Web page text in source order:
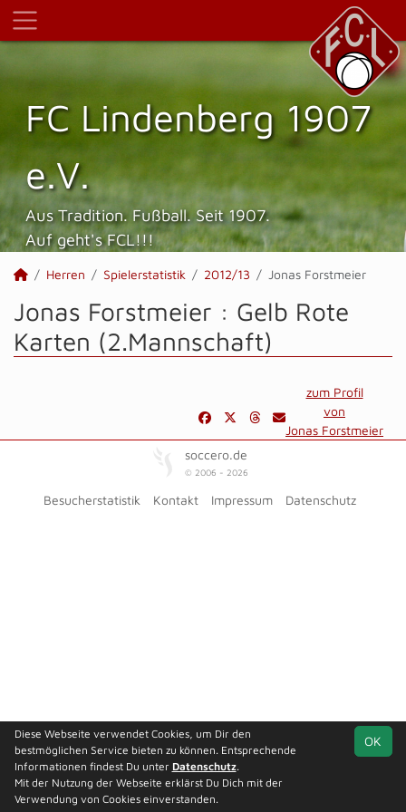
FC Lindenberg 1907
e.V.
Aus Tradition. Fußball. Seit 1907.
Auf geht's FCL!!!
Herren Spielerstatistik 2012/13 Jonas Forstmeier
Jonas Forstmeier : Gelb Rote
Karten (2.Mannschaft)
zum Profil
von
Jonas Forstmeier
soccero.de
© 2006 - 2026
Besucherstatistik Kontakt Impressum Datenschutz
OK
Diese Webseite verwendet Cookies, um Dir den
bestmöglichen Service bieten zu können. Entsprechende
Informationen findest Du unter Datenschutz.
Mit der Nutzung der Webseite erklärst Du Dich mit der
Verwendung von Cookies einverstanden.